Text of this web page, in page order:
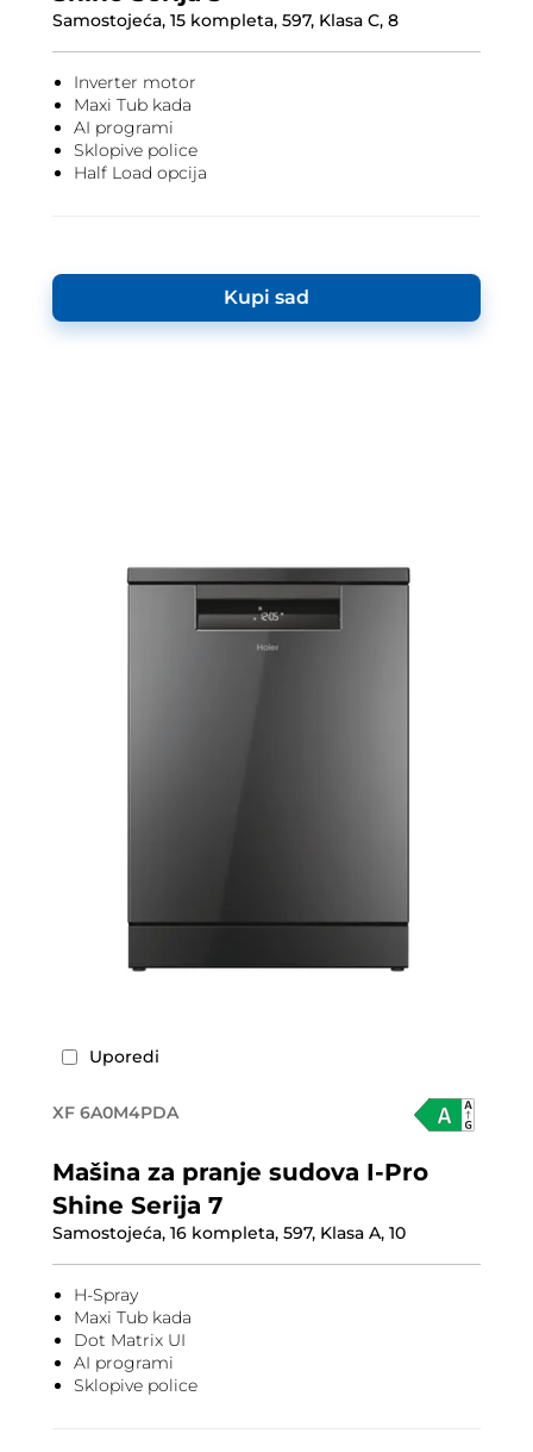
Samostojeća, 15 kompleta, 597, Klasa C, 8
Inverter motor
Maxi Tub kada
AI programi
Sklopive police
Half Load opcija
Kupi sad
Uporedi
XF 6A0M4PDA
Mašina za pranje sudova I-Pro
Shine Serija 7
Samostojeća, 16 kompleta, 597, Klasa A, 10
H-Spray
Maxi Tub kada
Dot Matrix UI
AI programi
Sklopive police